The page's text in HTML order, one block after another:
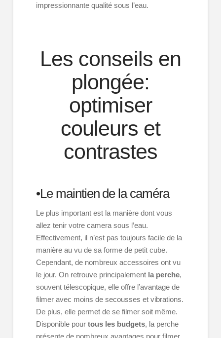
impressionnante qualité sous l’eau.
Les conseils en
plongée:
optimiser
couleurs et
contrastes
•Le maintien de la caméra
Le plus important est la manière dont vous
allez tenir votre camera sous l’eau.
Effectivement, il n’est pas toujours facile de la
manière au vu de sa forme de petit cube.
Cependant, de nombreux accessoires ont vu
le jour. On retrouve principalement la perche,
souvent télescopique, elle offre l’avantage de
filmer avec moins de secousses et vibrations.
De plus, elle permet de se filmer soit même.
Disponible pour tous les budgets, la perche
présente de nombreux avantages pour filmer.